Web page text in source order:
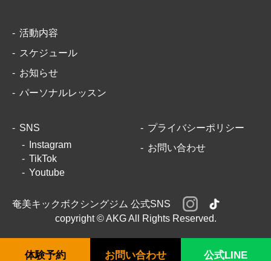
体験予約 お問い合わせ 公式LINE
活動内容
スケジュール
お知らせ
パーソナルレッスン
SNS
Instagram
TikTok
Youtube
プライバシーポリシー
お問い合わせ
奄美キックボクシングジム 公式SNS
copyright © AKG All Rights Reserved.